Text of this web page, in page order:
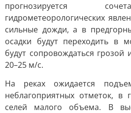
прогнозируется
гидрометеорологических
сильные дожди, а в
осадки будут переходить в
будут сопровождаться грозой
20–25 м/с.
На реках ожидается
неблагоприятных отметок, в
селей малого объема. В